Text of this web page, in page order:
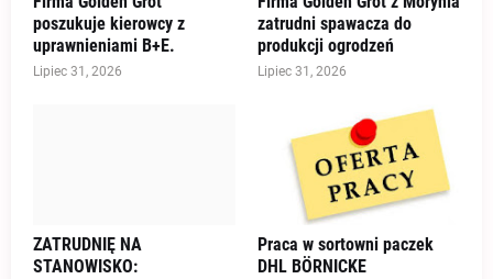
poszukuje kierowcy z
uprawnieniami B+E.
Lipiec 31, 2026
zatrudni spawacza do
produkcji ogrodzeń
Lipiec 31, 2026
ZATRUDNIĘ NA
STANOWISKO:
Praca w sortowni paczek
DHL BÖRNICKE